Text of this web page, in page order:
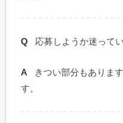
応募しようか迷って
きつい部分もありま
す。